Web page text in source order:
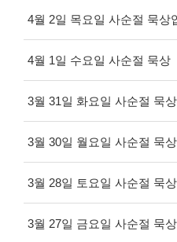
4월 2일 목요일 사순절 묵상
4월 1일 수요일 사순절 묵상
3월 31일 화요일 사순절 묵상
3월 30일 월요일 사순절 묵상
3월 28일 토요일 사순절 묵상
3월 27일 금요일 사순절 묵상